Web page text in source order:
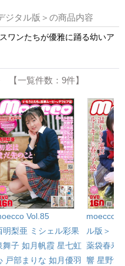
ジタル版＞の商品内容
ワンたちが優雅に踊る幼いア
一覧件数：9件】
Vol.85
明梨亜 ミシェル彩果
舞子 如月帆霞 星七虹
戸部まりな 如月優羽
moecco
ル版＞
薬袋春寿
響 星野愛